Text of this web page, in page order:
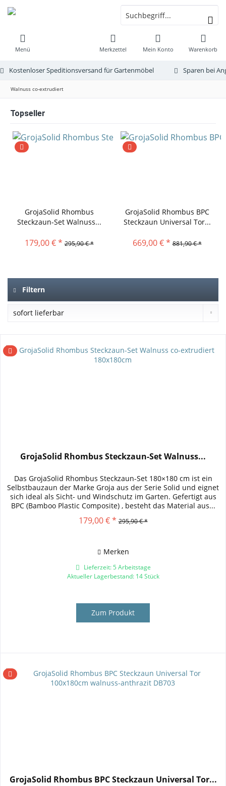
Menü Warenkorb
Merkzettel Mein Konto
Kostenloser Speditionsversand für Gartenmöbel Sparen bei
Walnuss co-extrudiert
Topseller
GrojaSolid Rhombus
Steckzaun-Set Walnuss...
179,00 € * 295,90 € *
GrojaSolid Rhombus BPC
Steckzaun Universal Tor...
669,00 € * 881,90 € *
Filtern
GrojaSolid Rhombus Steckzaun-Set Walnuss...
Das GrojaSolid Rhombus Steckzaun-Set 180×180 cm ist ein
Selbstbauzaun der Marke Groja aus der Serie Solid und eignet
sich ideal als Sicht- und Windschutz im Garten. Gefertigt aus
BPC (Bamboo Plastic Composite) , besteht das Material aus...
179,00 € * 295,90 € *
Merken
Lieferzeit: 5 Arbeitstage
Aktueller Lagerbestand: 14 Stück
Zum Produkt
GrojaSolid Rhombus BPC Steckzaun Universal Tor...